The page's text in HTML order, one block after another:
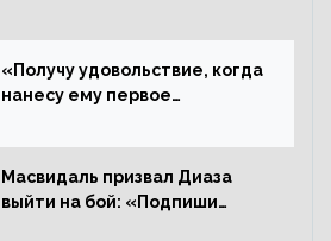
пауза», сообщает Стерлинг
ответил Сехудо
«Получу удовольствие, когда
нанесу ему первое
Иге – про бой с Евлоевым
Масвидаль призвал Диаза
выйти на бой: «Подпиши